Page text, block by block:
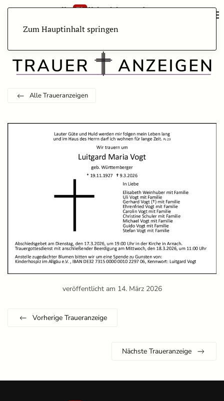
Zum Hauptinhalt springen
Alle Traueranzeigen
veröffentlicht am 14. März 2026
Vorherige Traueranzeige
Nächste Traueranzeige